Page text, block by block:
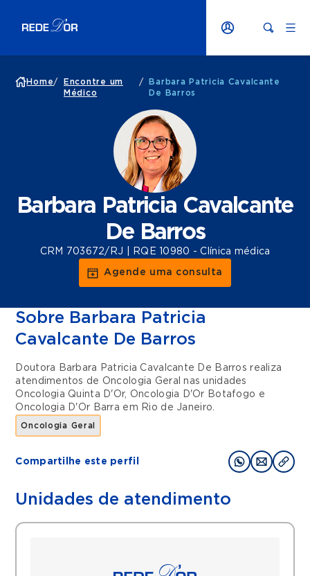
Home/
Encontre um
Médico
/
Barbara Patricia Cavalcante
De Barros
Barbara Patricia Cavalcante
De Barros
CRM 703672/RJ | RQE 10980 - Clínica médica
Agende uma consulta
Sobre Barbara Patricia
Cavalcante De Barros
Doutora Barbara Patricia Cavalcante De Barros realiza
atendimentos de Oncologia Geral nas unidades
Oncologia Quinta D'Or, Oncologia D'Or Botafogo e
Oncologia D'Or Barra em Rio de Janeiro.
Oncologia Geral
Compartilhe este perfil
Unidades de atendimento